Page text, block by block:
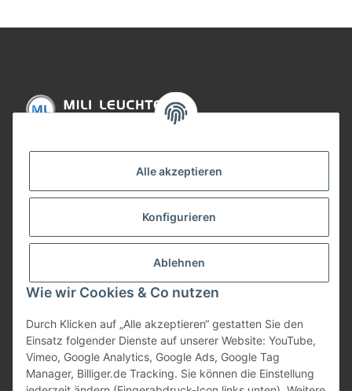
Alle akzeptieren
Konfigurieren
Ablehnen
Wie wir Cookies & Co nutzen
Durch Klicken auf „Alle akzeptieren“ gestatten Sie den
Einsatz folgender Dienste auf unserer Website: YouTube,
Vimeo, Google Analytics, Google Ads, Google Tag
Manager, Billiger.de Tracking. Sie können die Einstellung
Gesetzliche Informationen
Bezahlung